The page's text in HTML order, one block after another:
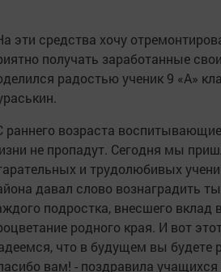
эти средства хочу
получать заработанные
радостью ученик 9 «А»
раннего возраста
не пропадут. Сегодня мы
и трудолюбивых
давал слово вознаградить
подростка, внесшего вклад
родного края. И вот
что в будущем вы будете
вам! - поздравила учащихся